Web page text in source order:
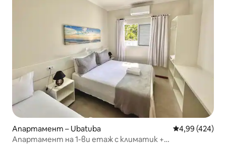
Апартамент – Ubatuba Средна
4,99 (424)
Апартамент на 1-ви етаж с климатик +